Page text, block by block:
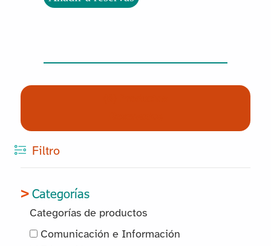
Filtro
Categorías
Categorías de productos
Comunicación e Información